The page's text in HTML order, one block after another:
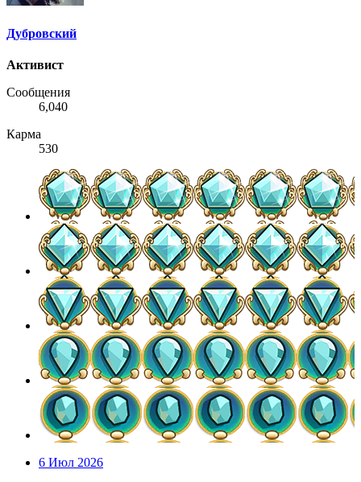
Дубровский
Активист
Сообщения
6,040
Карма
530
6 Июл 2026